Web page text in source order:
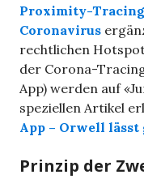
Proximity-
Coronavirus
rechtlichen
der Corona-
App) werden auf
speziellen Artikel
App – Orwell lässt
Prinzip der